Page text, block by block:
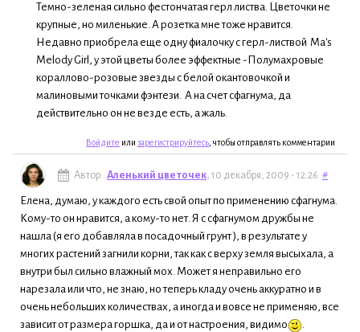
Темно-зеленая сильно фестончатая герл листва. Цветочки не
крупные, но миленькие. А розетка мне тоже нравится.
Недавно приобрела еще одну фиалочку с герл-листвой Ma's
Melody Girl, у этой цветы более эффектные -Полумахровые
кораллово-розовые звезды с белой окантовочкой и
малиновыми точками фэнтези. А на счет сфагнума, да
действительно он не везде есть, а жаль.
Войдите или зарегистрируйтесь , чтобы отправлять комментарии
Автор: Аленький цветочек , 10 декабря, 2009 - 12:26 #
Елена, думаю, у каждого есть свой опыт по применению сфагнума.
Кому-то он нравится, а кому-то нет. Я с сфагнумом дружбы не
нашла (я его добавляла в посадочный грунт ), в результате у
многих растений загнили корни, так как с верху земля высыхала, а
внутри был сильно влажный мох. Может я неправильно его
нарезала или что, не знаю, но теперь кладу очень аккуратно и в
очень небольших количествах, а иногда и вовсе не применяю, все
зависит от размера горшка, да и от настроения, видимо
.